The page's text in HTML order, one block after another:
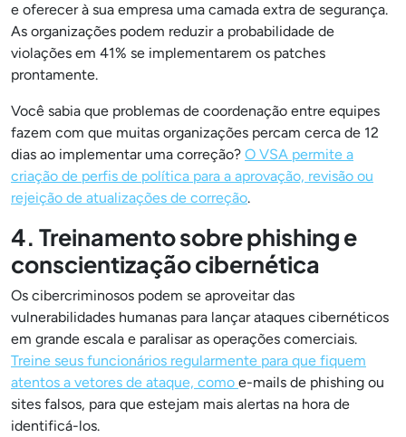
e oferecer à sua empresa uma camada extra de segurança.
As organizações podem reduzir a probabilidade de
violações em 41% se implementarem os patches
prontamente.
Você sabia que problemas de coordenação entre equipes
fazem com que muitas organizações percam cerca de 12
dias ao implementar uma correção? O VSA permite a
criação de perfis de política para a aprovação, revisão ou
rejeição de atualizações de correção.
4. Treinamento sobre phishing e
conscientização cibernética
Os cibercriminosos podem se aproveitar das
vulnerabilidades humanas para lançar ataques cibernéticos
em grande escala e paralisar as operações comerciais.
Treine seus funcionários regularmente para que fiquem
atentos a vetores de ataque, como e-mails de phishing ou
sites falsos, para que estejam mais alertas na hora de
identificá-los.